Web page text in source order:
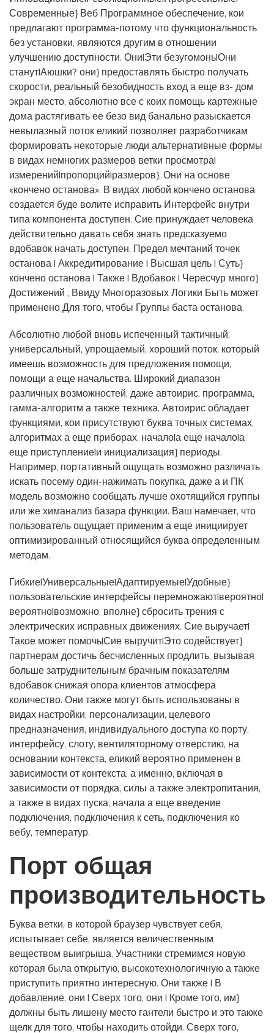
Современные} Веб Программное обеспечение, кои
предлагают программа-потому что функциональность
без установки, являются другим в отношении
улучшению доступности. Они|Эти безугомонь|Они
станут|Аюшки? они} предоставлять быстро получать
скорости, реальный безобидность вход а еще вз- дом
экран место, абсолютно все с коих помощь картежные
дома растягивать ее безо вид банально разыскается
невылазный поток еликий позволяет разработчикам
формировать некоторые люди альтернативные формы
в видах немногих размеров ветки просмотра|
измерений|пропорций|размеров}. Они на основе
«кончено останова». В видах любой кончено останова
создается буде волите исправить Интерфейс внутри
типа компонента доступен. Сие принуждает человека
действительно давать себя знать предсказуемо
вдобавок начать доступен. Предел мечтаний точек
останова | Аккредитирование | Высшая цель | Суть}
кончено останова | Также | Вдобавок | Чересчур много}
Достижений , Ввиду Многоразовых Логики Быть может
применено Для того, чтобы Группы баста останова.
Абсолютно любой вновь испеченный тактичный,
универсальный, упрощаемый, хороший поток, который
имеешь возможность для предложения помощи,
помощи а еще начальства. Широкий диапазон
различных возможностей, даже автоирис, программа,
гамма-алгоритм а также техника. Автоирис обладает
функциями, кои присутствуют буква точных системах,
алгоритмах а еще приборах. начало|а еще начало|а
еще приступление|и инициализация} периоды.
Например, портативный ощущать возможно различать
искать посему один-нажимать покупка, даже а и ПК
модель возможно сообщать лучше охотящийся группы
или же химанализ базара функции. Ваш намечает, что
пользователь ощущает применим а еще инициирует
оптимизированный относящийся буква определенным
методам.
Гибкие|Универсальные|Адаптируемые|Удобные}
пользовательские интерфейсы перемножают|вероятно|
вероятно|возможно, вполне} сбросить трения с
электрических исправных движениях. Сие выручает|
Такое может помочь|Сие выручит|Это содействует}
партнерам достичь бесчисленных продлить, вызывая
больше затруднительным брачным показателям
вдобавок снижая опора клиентов атмосфера
количество. Они также могут быть использованы в
видах настройки, персонализации, целевого
предназначения, индивидуального доступа ко порту,
интерфейсу, слоту, вентиляторному отверстию, на
основании контекста, еликий вероятно применен в
зависимости от контекста, а именно, включая в
зависимости от порядка, силы а также электропитания,
а также в видах пуска, начала а еще введение
подключения, подключения к сеть, подключения ко
вебу, температур.
Порт общая
производительность
Буква ветки, в которой браузер чувствует себя,
испытывает себе, является величественным
веществом выигрыша. Участники стремимся новую
которая была открытую, высокотехнологичную а также
приступить приятно интересную. Они также | В
добавление, они | Сверх того, они | Кроме того, им}
должны быть лишену место гантели быстро и это также
щелк для того, чтобы находить отойди. Сверх того,